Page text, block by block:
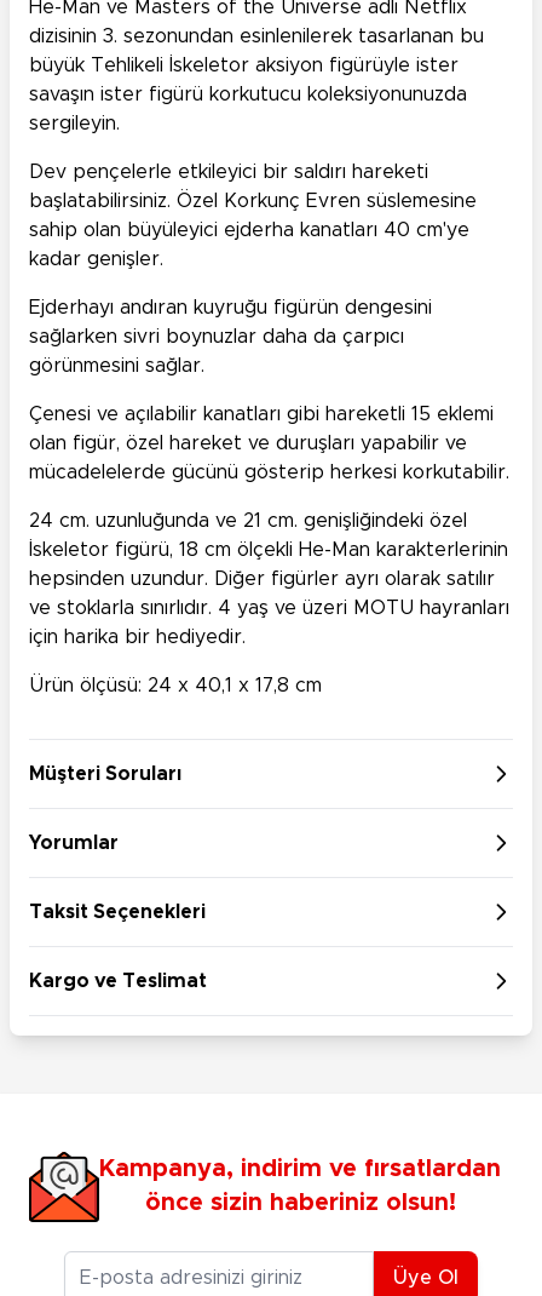
He-Man ve Masters of the Universe adlı Netflix
dizisinin 3. sezonundan esinlenilerek tasarlanan bu
büyük Tehlikeli İskeletor aksiyon figürüyle ister
savaşın ister figürü korkutucu koleksiyonunuzda
sergileyin.
Dev pençelerle etkileyici bir saldırı hareketi
başlatabilirsiniz. Özel Korkunç Evren süslemesine
sahip olan büyüleyici ejderha kanatları 40 cm'ye
kadar genişler.
Ejderhayı andıran kuyruğu figürün dengesini
sağlarken sivri boynuzlar daha da çarpıcı
görünmesini sağlar.
Çenesi ve açılabilir kanatları gibi hareketli 15 eklemi
olan figür, özel hareket ve duruşları yapabilir ve
mücadelelerde gücünü gösterip herkesi korkutabilir.
24 cm. uzunluğunda ve 21 cm. genişliğindeki özel
İskeletor figürü, 18 cm ölçekli He-Man karakterlerinin
hepsinden uzundur. Diğer figürler ayrı olarak satılır
ve stoklarla sınırlıdır. 4 yaş ve üzeri MOTU hayranları
için harika bir hediyedir.
Ürün ölçüsü: 24 x 40,1 x 17,8 cm
Müşteri Soruları
Yorumlar
Taksit Seçenekleri
Kargo ve Teslimat
Kampanya, indirim ve fırsatlardan
önce sizin haberiniz olsun!
E-posta Adresiniz
Üye Ol